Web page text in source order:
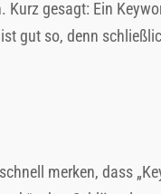
gesagt: Ein
gut so, denn
merken, dass